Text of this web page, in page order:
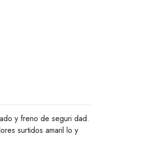
y freno de seguri dad.
surtidos amaril lo y